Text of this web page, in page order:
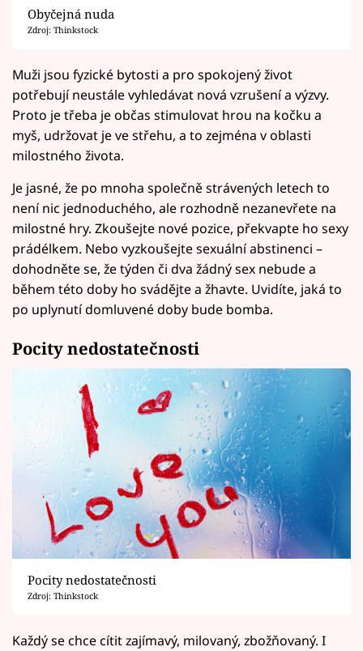
Obyčejná nuda
Zdroj: Thinkstock
Muži jsou fyzické bytosti a pro spokojený život
potřebují neustále vyhledávat nová vzrušení a výzvy.
Proto je třeba je občas stimulovat hrou na kočku a
myš, udržovat je ve střehu, a to zejména v oblasti
milostného života.
Je jasné, že po mnoha společně strávených letech to
není nic jednoduchého, ale rozhodně nezanevřete na
milostné hry. Zkoušejte nové pozice, překvapte ho sexy
prádélkem. Nebo vyzkoušejte sexuální abstinenci –
dohodněte se, že týden či dva žádný sex nebude a
během této doby ho svádějte a žhavte. Uvidíte, jaká to
po uplynutí domluvené doby bude bomba.
Pocity nedostatečnosti
Pocity nedostatečnosti
Zdroj: Thinkstock
Každý se chce cítit zajímavý, milovaný, zbožňovaný. I